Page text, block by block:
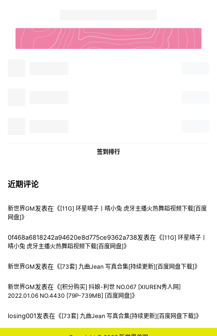
签到排行
近期评论
新世界GM发表在《[11G] 环星晴子丨晴小兔 虎牙主播火热舞蹈视频下载[百度
网盘]》
0f468a6818242a94620e8d775ce9362a738发表在《[11G] 环星晴子丨
晴小兔 虎牙主播火热舞蹈视频下载[百度网盘]》
新世界GM发表在《[73套] 九曲Jean 写真合集[持续更新][百度网盘下载]》
新世界GM发表在《[积分购买] 抖娘-利世 NO.067 [XIUREN秀人网]
2022.01.06 NO.4430 [79P-739MB] [百度网盘]》
losing001发表在《[73套] 九曲Jean 写真合集[持续更新][百度网盘下载]》